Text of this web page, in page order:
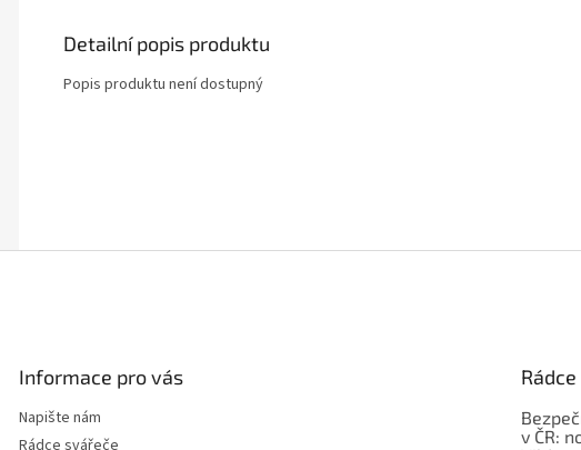
Detailní popis produktu
Popis produktu není dostupný
Informace pro vás
Napište nám
Rádce svářeče
v ČR: